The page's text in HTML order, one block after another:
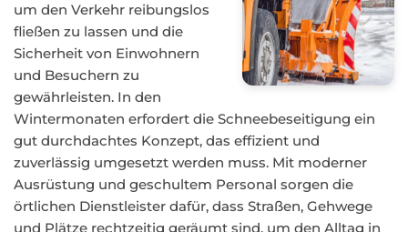
um den Verkehr reibungslos
fließen zu lassen und die
Sicherheit von Einwohnern
und Besuchern zu
gewährleisten. In den
Wintermonaten erfordert die Schneebeseitigung ein
gut durchdachtes Konzept, das effizient und
zuverlässig umgesetzt werden muss. Mit moderner
Ausrüstung und geschultem Personal sorgen die
örtlichen Dienstleister dafür, dass Straßen, Gehwege
und Plätze rechtzeitig geräumt sind, um den Alltag in